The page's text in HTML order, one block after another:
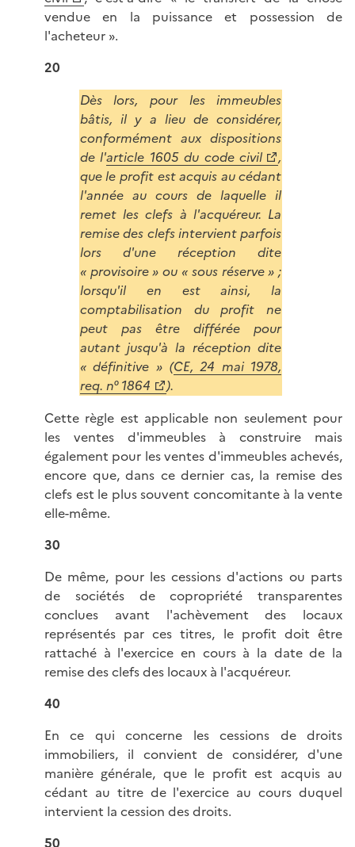
vendue en la puissance et possession de
l'acheteur ».
20
Dès lors, pour les immeubles
bâtis, il y a lieu de considérer,
conformément aux dispositions
de l'article 1605 du code civil
,
que le profit est acquis au cédant
l'année au cours de laquelle il
remet les clefs à l'acquéreur. La
remise des clefs intervient parfois
lors d'une réception dite
« provisoire » ou « sous réserve » ;
lorsqu'il en est ainsi, la
comptabilisation du profit ne
peut pas être différée pour
autant jusqu'à la réception dite
« définitive » (CE, 24 mai 1978,
req. n° 1864
).
Cette règle est applicable non seulement pour
les ventes d'immeubles à construire mais
également pour les ventes d'immeubles achevés,
encore que, dans ce dernier cas, la remise des
clefs est le plus souvent concomitante à la vente
elle-même.
30
De même, pour les cessions d'actions ou parts
de sociétés de copropriété transparentes
conclues avant l'achèvement des locaux
représentés par ces titres, le profit doit être
rattaché à l'exercice en cours à la date de la
remise des clefs des locaux à l'acquéreur.
40
En ce qui concerne les cessions de droits
immobiliers, il convient de considérer, d'une
manière générale, que le profit est acquis au
cédant au titre de l'exercice au cours duquel
intervient la cession des droits.